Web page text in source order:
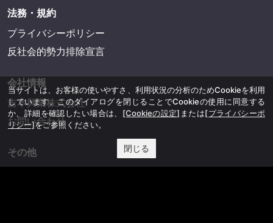
法務・規約
プライバシーポリシー
反社会的勢力排除宣言
会社情報
吉本興業株式会社
お問い合わせ
その他
当サイトは、お客様の使いやすさ、利用状況の分析のためCookieを利用
しています。このダイアログを閉じることでCookieの使用に同意する
か、詳細を確認したい場合は、 [Cookieの設定] または[プライバシーポ
リシー]をご参照ください。
閉じる